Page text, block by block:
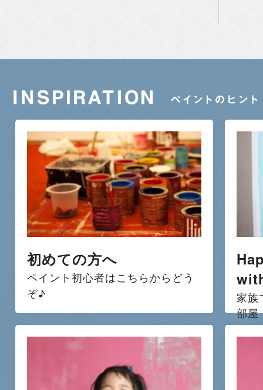
初めての方へ
ペイント初心者はこちらからどう
ぞ♪
家族
部屋